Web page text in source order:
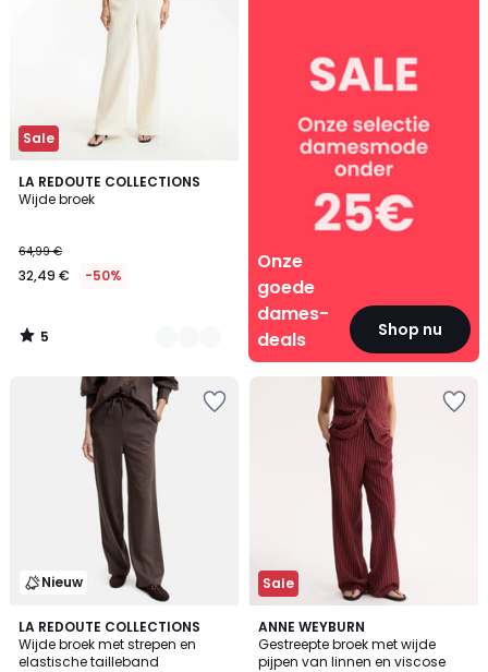
Sale
LA REDOUTE COLLECTIONS
Wijde broek
64,99 €
32,49 € -50%
5
/
2
Kleuren
5
/
Onze
goede
dames-
deals
Shop nu
Nieuw
LA REDOUTE COLLECTIONS
Wijde broek met strepen en
elastische tailleband
5
/
5
Sale
ANNE WEYBURN
Gestreepte broek met wijde
pijpen van linnen en viscose
4,2
/ 5